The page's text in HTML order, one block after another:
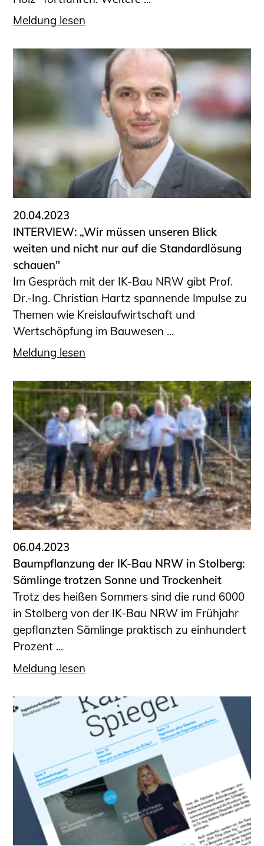
NRW)
Bauherren-ABC
Informationen für Schülerinnen,
Schüler und Studierende
Projekte für Schülerinnen und Schüler
START.ING. Das Studierenden Praxis-
Programm
Wissenswertes für Studierende
Wettbewerbe für Studierende
BLING.BLING.
Kammer Newsletter
Presse
Kontakt und Anfahrt
Impressum
Datenschutz
Ingenieurakademie West
Meldung lesen
20.04.2023
INTERVIEW: „Wir müssen unseren Blick
weiten und nicht nur auf die Standardlösung
schauen"
Im Gespräch mit der IK-Bau NRW gibt Prof.
Dr.-Ing. Christian Hartz spannende Impulse zu
Themen wie Kreislaufwirtschaft und
Wertschöpfung im Bauwesen ...
Meldung lesen
06.04.2023
Baumpflanzung der IK-Bau NRW in Stolberg:
Sämlinge trotzen Sonne und Trockenheit
Trotz des heißen Sommers sind die rund 6000
in Stolberg von der IK-Bau NRW im Frühjahr
gepflanzten Sämlinge praktisch zu einhundert
Prozent ...
Meldung lesen